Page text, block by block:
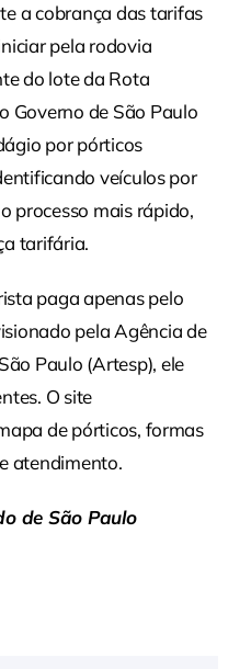
a cobrança das tarifas
pela rodovia
do lote da Rota
Governo de São Paulo
por pórticos
veículos por
processo mais rápido,
tarifária.
paga apenas pelo
pela Agência de
Paulo (Artesp), ele
O site
de pórticos, formas
atendimento.
de São Paulo